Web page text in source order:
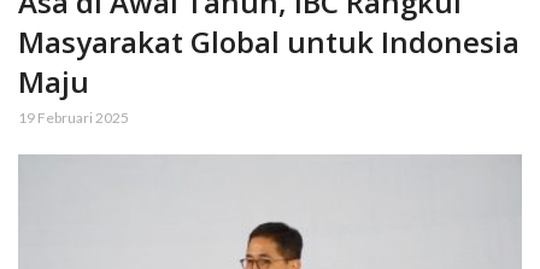
Masyarakat Global untuk Indonesia
Maju
19 Februari 2025